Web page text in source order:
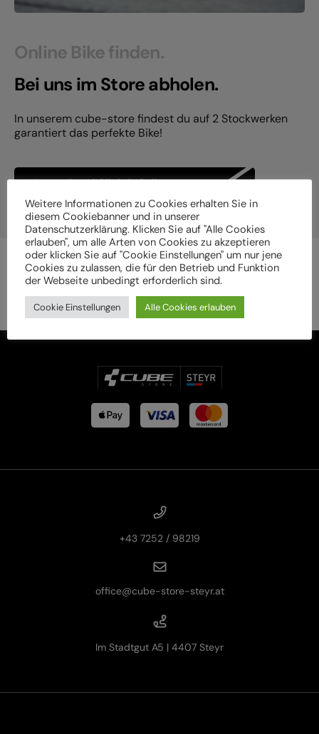
Online Bike finden.
Bei uns im Store abholen.
In unserem cube-store findest du auf 2 Stockwerken
garantiert das perfekte Bike!
Versand und Click & Collect
+43 7252 / 98219
office@cube-store-steyr.at
Im Stadtgut A5 | 4407 Steyr
Weitere Informationen zu Cookies erhalten Sie in
diesem Cookiebanner und in unserer
Datenschutzerklärung. Klicken Sie auf "Alle Cookies
erlauben", um alle Arten von Cookies zu akzeptieren
oder klicken Sie auf "Cookie Einstellungen" um nur jene
Cookies zu zulassen, die für den Betrieb und Funktion
der Webseite unbedingt erforderlich sind.
Cookie Einstellungen Alle Cookies erlauben